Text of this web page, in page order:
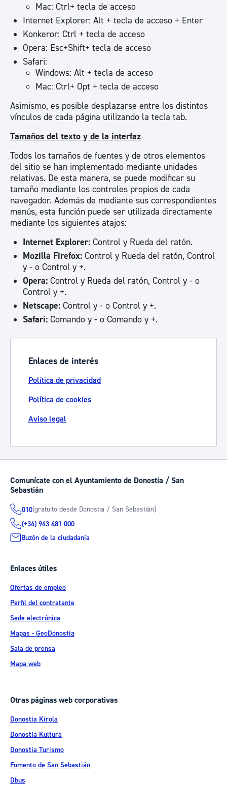
Mac: Ctrl+ tecla de acceso
Internet Explorer: Alt + tecla de acceso + Enter
Konkeror: Ctrl + tecla de acceso
Opera: Esc+Shift+ tecla de acceso
Safari:
Windows: Alt + tecla de acceso
Mac: Ctrl+ Opt + tecla de acceso
Asimismo, es posible desplazarse entre los distintos
vínculos de cada página utilizando la tecla tab.
Tamaños del texto y de la interfaz
Todos los tamaños de fuentes y de otros elementos
del sitio se han implementado mediante unidades
relativas. De esta manera, se puede modificar su
tamaño mediante los controles propios de cada
navegador. Además de mediante sus correspondientes
menús, esta función puede ser utilizada directamente
mediante los siguientes atajos:
Internet Explorer: Control y Rueda del ratón.
Mozilla Firefox: Control y Rueda del ratón, Control
y - o Control y +.
Opera: Control y Rueda del ratón, Control y - o
Control y +.
Netscape: Control y - o Control y +.
Safari: Comando y - o Comando y +.
Enlaces de interés
Política de privacidad
Política de cookies
Aviso legal
Comunícate con el Ayuntamiento de Donostia / San
Sebastián
010(gratuito desde Donostia / San Sebastián)
(+34) 943 481 000
Buzón de la ciudadanía
Enlaces útiles
Ofertas de empleo
Perfil del contratante
Sede electrónica
Mapas - GeoDonostia
Sala de prensa
Mapa web
Otras páginas web corporativas
Donostia Kirola
Donostia Kultura
Donostia Turismo
Fomento de San Sebastián
Dbus